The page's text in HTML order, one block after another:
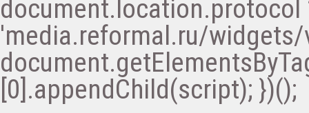
'media.reformal.ru/
[0].appendChild(script); })();